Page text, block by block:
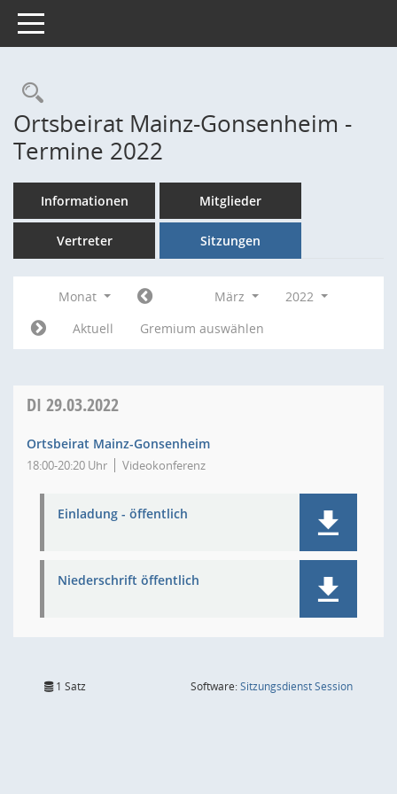
Toggle navigation
Rechercheauswahl
Ortsbeirat Mainz-Gonsenheim -
Termine 2022
Informationen Mitglieder
Vertreter Sitzungen
Monat März
2022
Aktuell
Gremium auswählen
DI 29.03.2022
Ortsbeirat Mainz-Gonsenheim
18:00-20:20 Uhr Videokonferenz
Einladung - öffentlich
Niederschrift öffentlich
1 Satz Software:SitzungsdienstSession(Wird in